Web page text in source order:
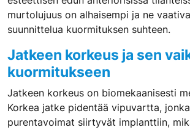
murtolujuus on alhaisempi ja ne
suunnittelua kuormituksen suhteen.
Jatkeen korkeus ja sen
kuormitukseen
Jatkeen korkeus on biomekaanisesti
Korkea jatke pidentää vipuvartta,
purentavoimat siirtyvät implanttiin,